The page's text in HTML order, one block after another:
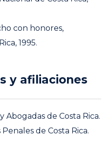
con honores,
1995.
y afiliaciones
Abogadas de Costa Rica.
de Costa Rica.